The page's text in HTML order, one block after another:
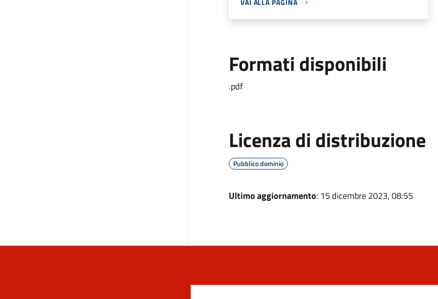
VAI ALLA PAGINA
Formati disponibili
.pdf
Licenza di distribuzione
Pubblico dominio
Ultimo aggiornamento: 15 dicembre 2023, 08:55